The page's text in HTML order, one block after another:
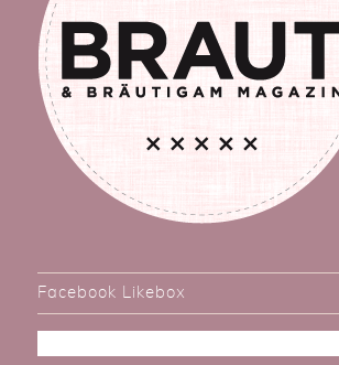
Facebook Likebox